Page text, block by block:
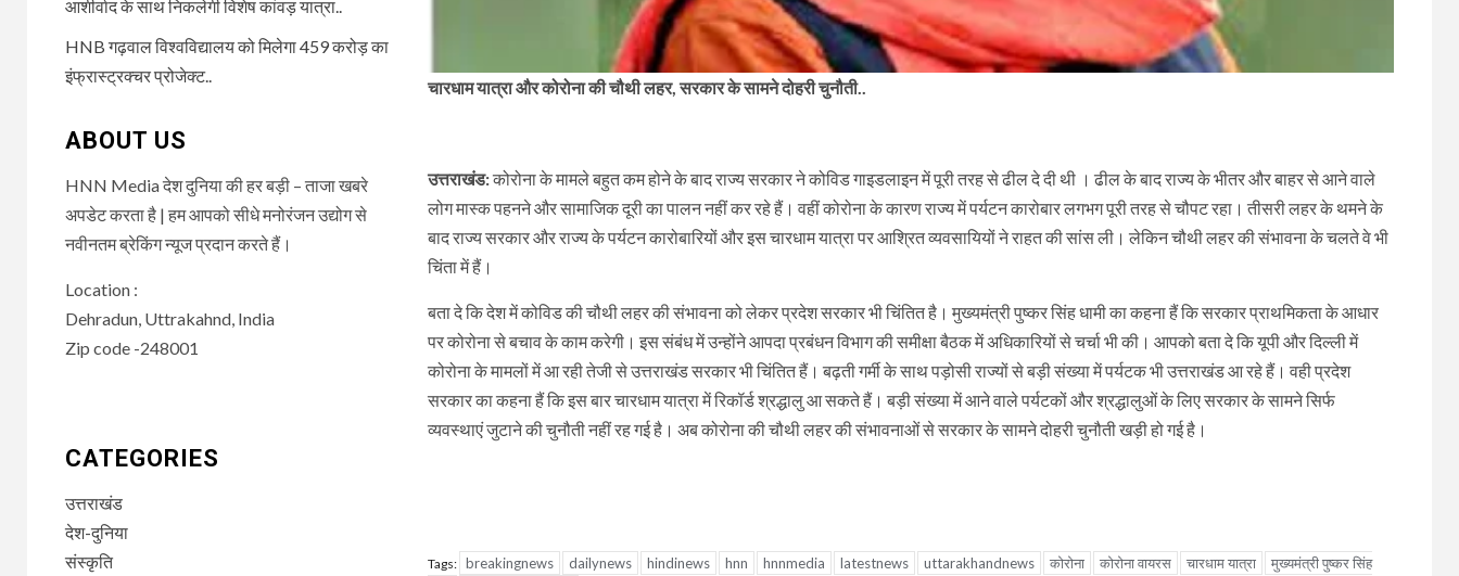
चारधाम यात्रा और कोरोना की चौथी लहर, सरकार के सामने दोहरी चुनौती..
उत्तराखंड:कोरोना के मामले बहुत कम होने के बाद राज्य सरकार ने कोविड गाइडलाइन में पूरी तरह से ढील दे दी थी । ढील के बाद राज्य के भीतर और बाहर से आने वाले
लोग मास्क पहनने और सामाजिक दूरी का पालन नहीं कर रहे हैं। वहीं कोरोना के कारण राज्य में पर्यटन कारोबार लगभग पूरी तरह से चौपट रहा। तीसरी लहर के थमने के
बाद राज्य सरकार और राज्य के पर्यटन कारोबारियों और इस चारधाम यात्रा पर आश्रित व्यवसायियों ने राहत की सांस ली। लेकिन चौथी लहर की संभावना के चलते वे भी
चिंता में हैं।
बता दे कि देश में कोविड की चौथी लहर की संभावना को लेकर प्रदेश सरकार भी चिंतित है। मुख्यमंत्री पुष्कर सिंह धामी का कहना हैं कि सरकार प्राथमिकता के आधार
पर कोरोना से बचाव के काम करेगी। इस संबंध में उन्होंने आपदा प्रबंधन विभाग की समीक्षा बैठक में अधिकारियों से चर्चा भी की। आपको बता दे कि यूपी और दिल्ली में
कोरोना के मामलों में आ रही तेजी से उत्तराखंड सरकार भी चिंतित हैं। बढ़ती गर्मी के साथ पड़ोसी राज्यों से बड़ी संख्या में पर्यटक भी उत्तराखंड आ रहे हैं। वही प्रदेश
सरकार का कहना हैं कि इस बार चारधाम यात्रा में रिकॉर्ड श्रद्धालु आ सकते हैं। बड़ी संख्या में आने वाले पर्यटकों और श्रद्धालुओं के लिए सरकार के सामने सिर्फ
व्यवस्थाएं जुटाने की चुनौती नहीं रह गई है। अब कोरोना की चौथी लहर की संभावनाओं से सरकार के सामने दोहरी चुनौती खड़ी हो गई है।
Tags: breakingnews dailynews hindinews hnn hnnmedia latestnews uttarakhandnews कोरोना कोरोना वायरस चारधाम यात्रा
मुख्यमंत्री पुष्कर सिंह
आशीर्वाद के साथ निकलेगी विशेष कांवड़ यात्रा..
HNB गढ़वाल विश्वविद्यालय को मिलेगा 459 करोड़ का
इंफ्रास्ट्रक्चर प्रोजेक्ट..
ABOUT US
HNN Media देश दुनिया की हर बड़ी – ताजा खबरे
अपडेट करता है | हम आपको सीधे मनोरंजन उद्योग से
नवीनतम ब्रेकिंग न्यूज प्रदान करते हैं।
Location :
Dehradun, Uttrakahnd, India
Zip code -248001
CATEGORIES
उत्तराखंड
देश-दुनिया
संस्कृति